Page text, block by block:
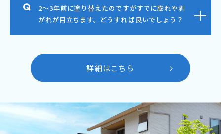
2～3年前に塗り替えたのですがすでに膨れや剥
がれが目立ちます。どうすれば良いでしょう？
詳細はこちら